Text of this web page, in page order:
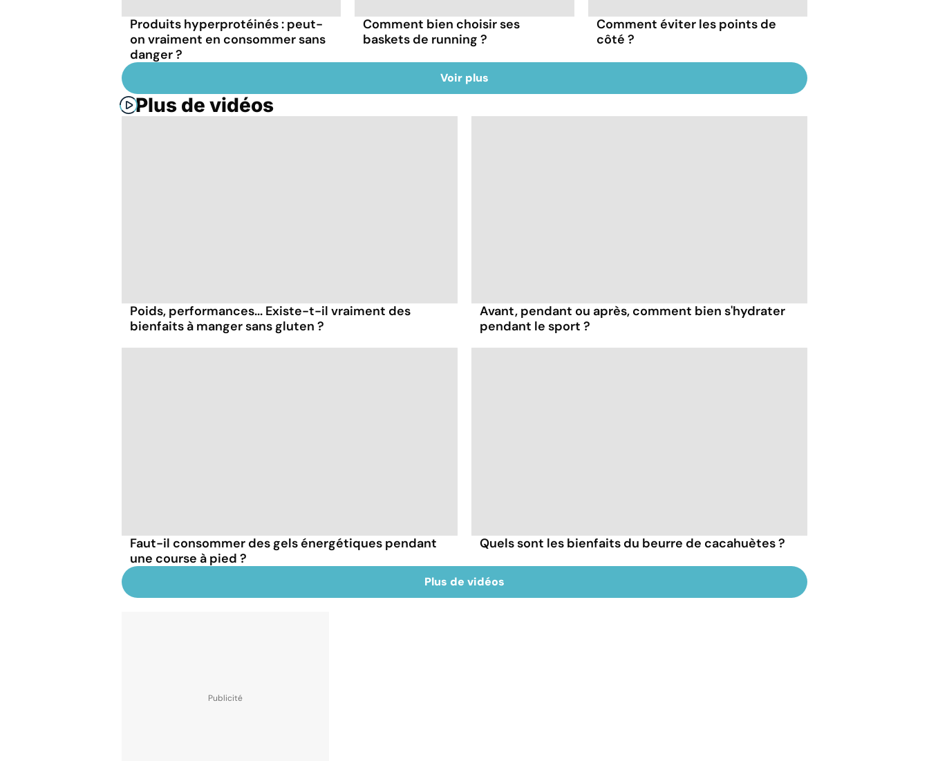
Produits hyperprotéinés : peut-
on vraiment en consommer sans
danger ?
Comment bien choisir ses
baskets de running ?
Comment éviter les points de
côté ?
Voir plus
Plus de vidéos
Poids, performances... Existe-t-il vraiment des
bienfaits à manger sans gluten ?
Avant, pendant ou après, comment bien s'hydrater
pendant le sport ?
Faut-il consommer des gels énergétiques pendant
une course à pied ?
Quels sont les bienfaits du beurre de cacahuètes ?
Plus de vidéos